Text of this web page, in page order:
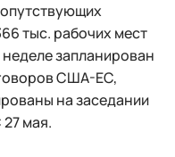
тыс. рабочих мест
запланирован
США-ЕС,
на заседании
мая.